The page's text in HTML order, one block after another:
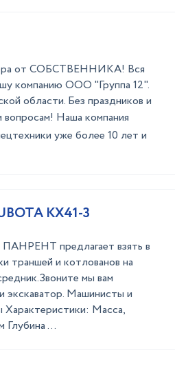
от СОБСТВЕННИКА! Вся
компанию ООО "Группа 12".
области. Без праздников и
Наша компания
уже более 10 лет и
KUBOTA KX41-3
предлагает взять в
траншей и котлованов на
мы вам
экскаватор. Машинисты и
Характеристики: Масса,
Глубина ...